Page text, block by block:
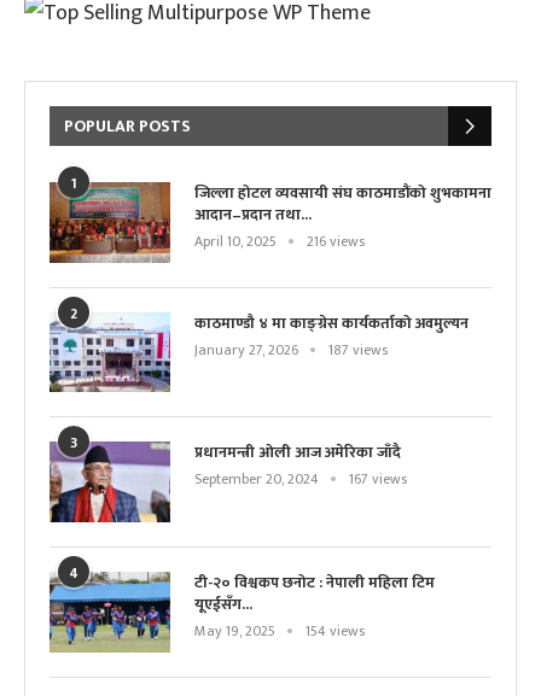
POPULAR POSTS
1
जिल्ला होटल व्यवसायी संघ काठमाडौंको शुभकामना
आदान–प्रदान तथा...
April 10, 2025 216 views
2 काठमाण्डौ ४ मा काङ्ग्रेस कार्यकर्ताको अवमुल्यन
January 27, 2026 187 views
3 प्रधानमन्त्री ओली आज अमेरिका जाँदै
September 20, 2024 167 views
4
टी-२० विश्वकप छनोट : नेपाली महिला टिम
यूएईसँग...
May 19, 2025 154 views